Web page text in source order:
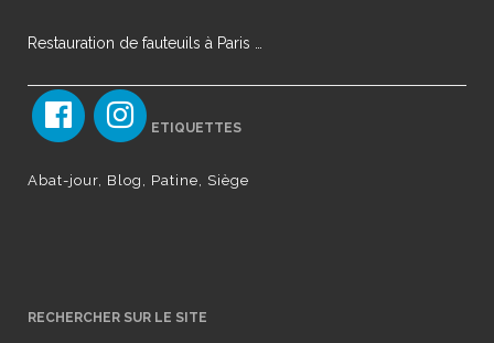
Restauration de fauteuils à Paris …
ETIQUETTES
Abat-jour Blog Patine Siège
RECHERCHER SUR LE SITE